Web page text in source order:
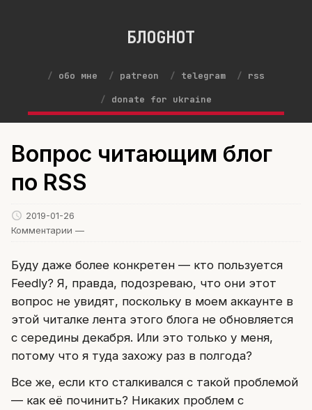
БЛОGНОТ
обо мне patreon telegram
rss
donate for ukraine
Вопрос читающим блог
по RSS
2019-01-26
Комментарии —
Буду даже более конкретен — кто пользуется
Feedly? Я, правда, подозреваю, что они этот
вопрос не увидят, поскольку в моем аккаунте в
этой читалке лента этого блога не обновляется
с середины декабря. Или это только у меня,
потому что я туда захожу раз в полгода?
Все же, если кто сталкивался с такой проблемой
— как её починить? Никаких проблем с